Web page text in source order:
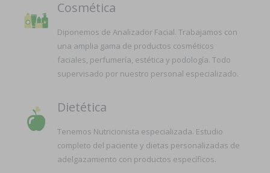
Cosmética
Diponemos de Analizador Facial. Trabajamos con
una amplia gama de productos cosméticos
faciales, perfumería, estética y podología. Todo
supervisado por nuestro personal especializado.
Dietética
Tenemos Nutricionista especializada. Estudio
completo del paciente y dietas personalizadas de
adelgazamiento con productos específicos.